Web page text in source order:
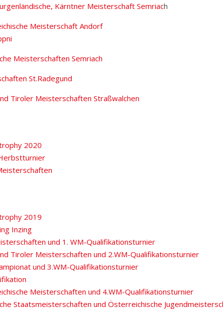
Kärntner Meisterschaft Semriach
Meisterschaft Andorf
Meisterschaften Semriach
St.Radegund
Tiroler Meisterschaften Straßwalchen
2020
2019
Inzing
und 1. WM-Qualifikationsturnier
Tiroler Meisterschaften und 2.WM-Qualifikationsturnier
und 3.WM-Qualifikationsturnier
Meisterschaften und 4.WM-Qualifikationsturnier
Staatsmeisterschaften und Österreichische